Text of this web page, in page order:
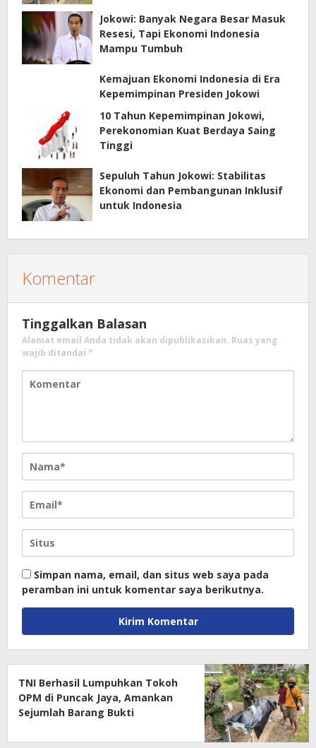
Jokowi: Banyak Negara Besar Masuk
Resesi, Tapi Ekonomi Indonesia
Mampu Tumbuh
Kemajuan Ekonomi Indonesia di Era
Kepemimpinan Presiden Jokowi
10 Tahun Kepemimpinan Jokowi,
Perekonomian Kuat Berdaya Saing
Tinggi
Sepuluh Tahun Jokowi: Stabilitas
Ekonomi dan Pembangunan Inklusif
untuk Indonesia
Komentar
Tinggalkan Balasan
Alamat email Anda tidak akan dipublikasikan. Ruas yang
wajib ditandai *
Simpan nama, email, dan situs web saya pada
peramban ini untuk komentar saya berikutnya.
TNI Berhasil Lumpuhkan Tokoh
OPM di Puncak Jaya, Amankan
Sejumlah Barang Bukti